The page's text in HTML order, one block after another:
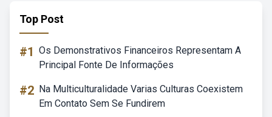
Top Post
#1 Os Demonstrativos Financeiros Representam A
Principal Fonte De Informações
#2 Na Multiculturalidade Varias Culturas Coexistem
Em Contato Sem Se Fundirem